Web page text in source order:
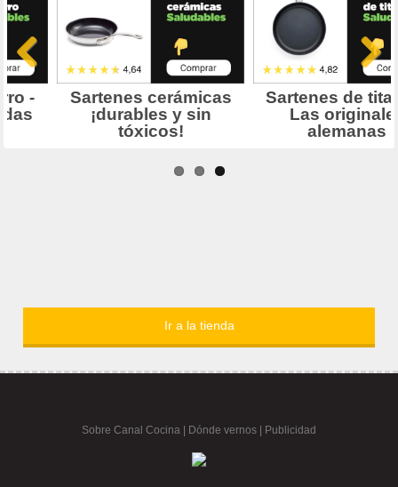
Ir a la tienda
Sobre Canal Cocina Dónde vernos | Publicidad